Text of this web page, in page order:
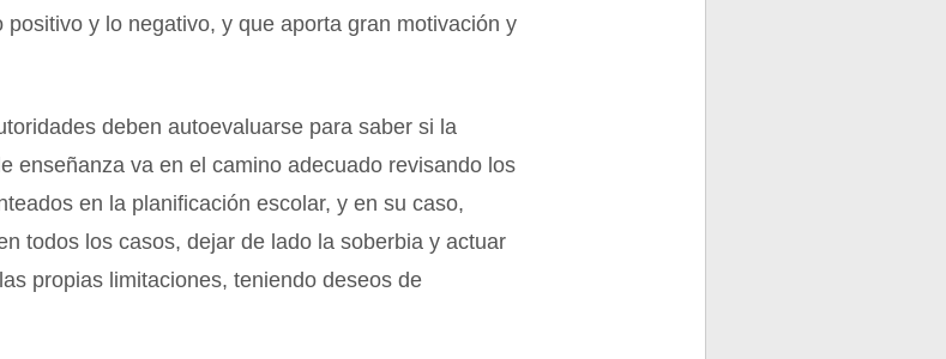
positivo y lo negativo, y que aporta gran motivación y
deben autoevaluarse para saber si la
enseñanza va en el camino adecuado revisando los
en la planificación escolar, y en su caso,
todos los casos, dejar de lado la soberbia y actuar
propias limitaciones, teniendo deseos de